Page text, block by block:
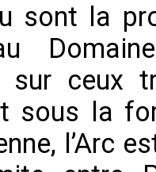
sont la
sur ceux
sous la
l’Arc